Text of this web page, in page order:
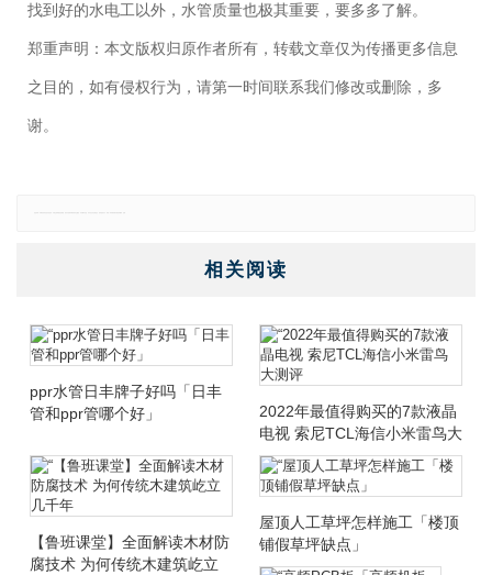
找到好的水电工以外，水管质量也极其重要，要多多了解。
郑重声明：本文版权归原作者所有，转载文章仅为传播更多信息
之目的，如有侵权行为，请第一时间联系我们修改或删除，多
谢。
相关阅读
ppr水管日丰牌子好吗「日丰
管和ppr管哪个好」
2022年最值得购买的7款液晶
电视 索尼TCL海信小米雷鸟大
测评
【鲁班课堂】全面解读木材防
腐技术 为何传统木建筑屹立
屋顶人工草坪怎样施工「楼顶
铺假草坪缺点」